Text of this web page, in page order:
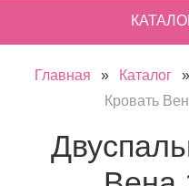
Главная » Каталог »
Кровать